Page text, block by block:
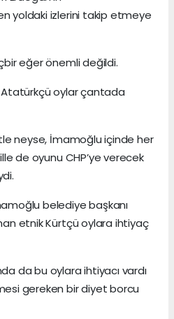
yoldaki izlerini takip etmeye
eğer önemli değildi.
Atatürkçü oylar çantada
neyse, İmamoğlu içinde her
de oyunu CHP’ye verecek
belediye başkanı
etnik Kürtçü oylara ihtiyaç
da bu oylara ihtiyacı vardı
gereken bir diyet borcu